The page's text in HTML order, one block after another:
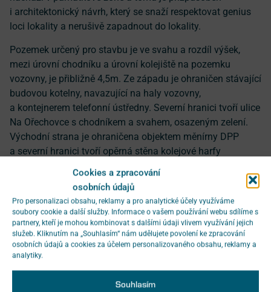
Cookies a zpracování
osobních údajů
Pro personalizaci obsahu, reklamy a pro analytické účely využíváme
soubory cookie a další služby. Informace o vašem používání webu sdílíme s
partnery, kteří je mohou kombinovat s dalšími údaji vlivem využívání jejich
služeb. Kliknutím na „Souhlasím“ nám udělujete povolení ke zpracování
osobních údajů a cookies za účelem personalizovaného obsahu, reklamy a
analytiky.
Souhlasím
i architektonický návrh, který se snaží respektovat genius
loci lokality a nerušivě zapadnout do lokality.
Pozemek určený pro stavbu je ve svahu a rozdíl výšek,
mezi úrovní chodníku a úrovní kolejiště na pozemku
vozovny, je přibližně 4,5m. Ze západu je ohraničen stávající
budovou kotelny, navazující na haly vozovny,
a kontejnerem telefonní ústředny. Severní hranici tvoří ulice
Na Ořechovce s chodníkem a svahem, osazeným zelení.
Východní strana je ohraničena objektem měnírny DPP
a severní hranici tvoří opěrná stěna kolejové harfy
Severní obrys navrhované haly potvrzuje uliční čáru danou
nárožní budovou č.p. 132, rampou měnírny č.p. 1062,
historickým oplocením na severozápadním nároží areálu
a pěticí řadových obytných domů mezi ulicemi Slunnou
a Strmou.
Západní část jižního obrysu sleduje opěrnou stěnu
vymezující tramvajovou harfu (harfa bude souběžně